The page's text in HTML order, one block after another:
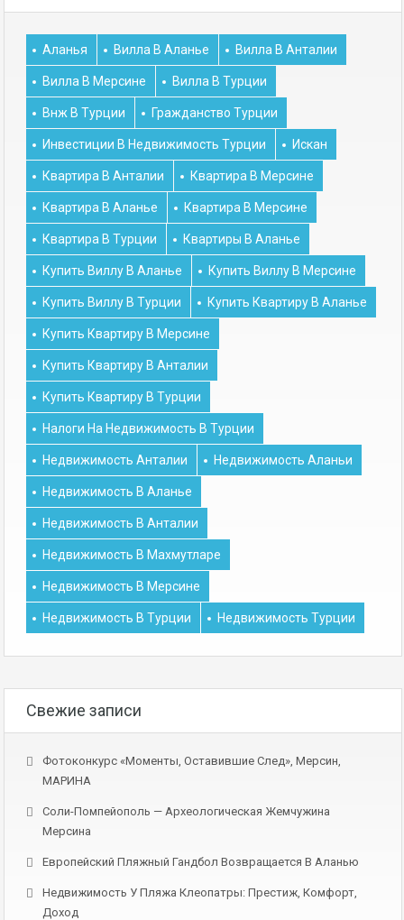
Аланья Вилла В Аланье Вилла В Анталии
Вилла В Мерсине Вилла В Турции
Внж В Турции Гражданство Турции
Инвестиции В Недвижимость Турции Искан
Квартира В Анталии Квартира В Мерсине
Квартира В Аланье Квартира В Мерсине
Квартира В Турции Квартиры В Аланье
Купить Виллу В Аланье Купить Виллу В Мерсине
Купить Виллу В Турции Купить Квартиру В Аланье
Купить Квартиру В Мерсине
Купить Квартиру В Анталии
Купить Квартиру В Турции
Налоги На Недвижимость В Турции
Недвижимость Анталии Недвижимость Аланьи
Недвижимость В Аланье
Недвижимость В Анталии
Недвижимость В Махмутларе
Недвижимость В Мерсине
Недвижимость В Турции Недвижимость Турции
Свежие записи
Фотоконкурс «Моменты, Оставившие След», Мерсин,
МАРИНА
Соли-Помпейополь — Археологическая Жемчужина
Мерсина
Европейский Пляжный Гандбол Возвращается В Аланью
Недвижимость У Пляжа Клеопатры: Престиж, Комфорт,
Доход